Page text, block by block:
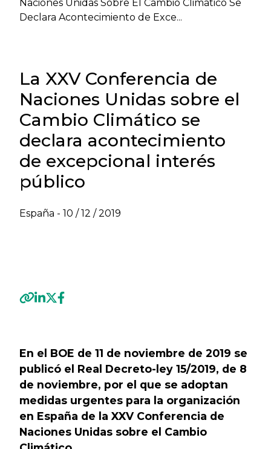
Naciones Unidas Sobre El Cambio Climático Se
Declara Acontecimiento de Exce...
La XXV Conferencia de
Naciones Unidas sobre el
Cambio Climático se
declara acontecimiento
de excepcional interés
público
España - 10 / 12 / 2019
En el BOE de 11 de noviembre de 2019 se
publicó el Real Decreto-ley 15/2019, de 8
de noviembre, por el que se adoptan
medidas urgentes para la organización
en España de la XXV Conferencia de
Naciones Unidas sobre el Cambio